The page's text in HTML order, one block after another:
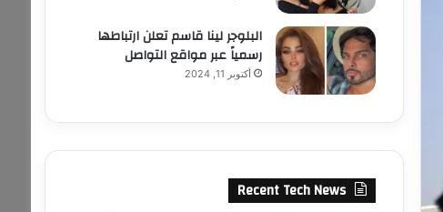
البلوجر لينا قاسم تعلن ارتباطها
رسمياً عبر مواقع التواصل
أكتوبر 11, 2024
Recent Tech News